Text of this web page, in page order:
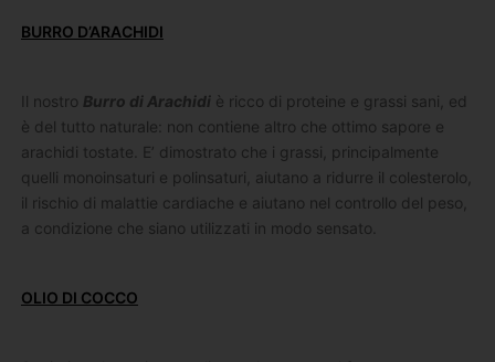
BURRO D’ARACHIDI
Il nostro Burro di Arachidiè ricco di proteine ​​e grassi sani, ed
è del tutto naturale: non contiene altro che ottimo sapore e
arachidi tostate. E’ dimostrato che i grassi, principalmente
quelli monoinsaturi e polinsaturi, aiutano a ridurre il colesterolo,
il rischio di malattie cardiache e aiutano nel controllo del peso,
a condizione che siano utilizzati in modo sensato.
OLIO DI COCCO